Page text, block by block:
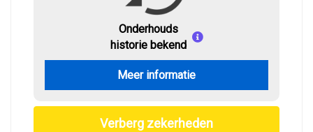
Onderhouds
historie bekend
Meer informatie
Verberg zekerheden